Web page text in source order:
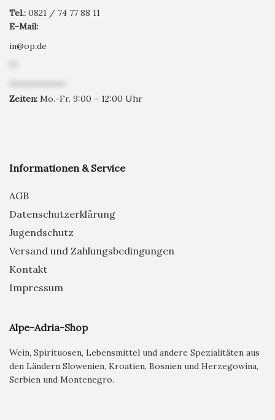
Tel.: 0821 / 74 77 88 11
E-Mail:
in@op.de
Zeiten: Mo.-Fr. 9:00 – 12:00 Uhr
Informationen & Service
AGB
Datenschutzerklärung
Jugendschutz
Versand und Zahlungsbedingungen
Kontakt
Impressum
Alpe-Adria-Shop
Wein, Spirituosen, Lebensmittel und andere Spezialitäten aus
den Ländern Slowenien, Kroatien, Bosnien und Herzegowina,
Serbien und Montenegro.